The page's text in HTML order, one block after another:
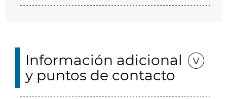
Información adicional
y puntos de contacto